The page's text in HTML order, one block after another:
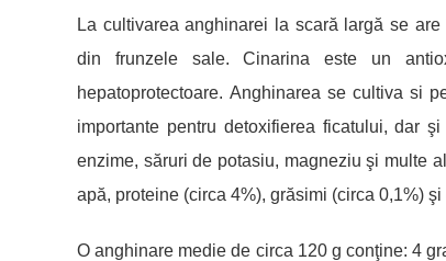
PROPRIETĂŢI,
ADMINISTRARE
La cultivarea anghinarei la scară largă se
din frunzele sale. Cinarina este un
hepatoprotectoare. Anghinarea se cultiva si
importante pentru detoxifierea ficatului, darşi
enzime, săruri de potasiu, magneziu şi multe
apă, proteine (circa 4%), grăsimi (circa 0,1%)
O anghinare medie de circa 120 g conţine: 4